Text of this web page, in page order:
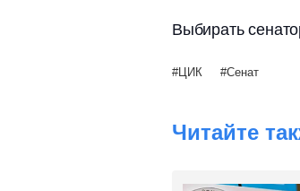
Выбирать
ЦИК Сенат
Читайте